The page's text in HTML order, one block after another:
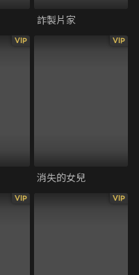
詐製片家
VIP VIP
消失的女兒
VIP VIP